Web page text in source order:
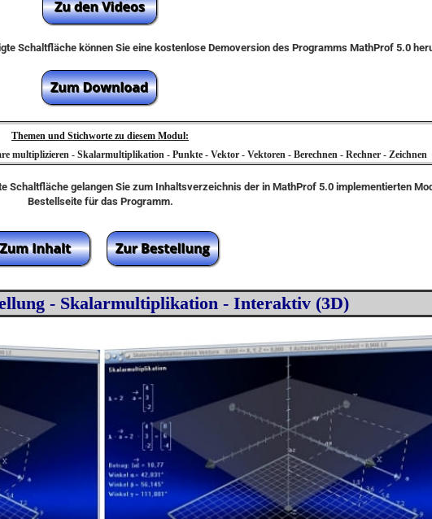
Schaltfläche können Sie eine kostenlose Demoversion des Programms MathProf 5.0
Themen und Stichworte zu diesem Modul:
multiplizieren - Skalarmultiplikation - Punkte - Vektor - Vektoren - Berechnen - Rechner - Zeichnen
Schaltfläche gelangen Sie zum Inhaltsverzeichnis der in MathProf 5.0 implementierten
Bestellseite für das Programm.
- Skalarmultiplikation - Interaktiv (3D)